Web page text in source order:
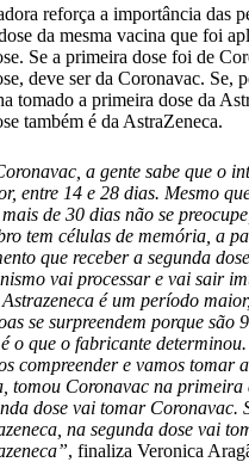
reforça a importância das
da mesma vacina que foi
Se a primeira dose foi de
deve ser da Coronavac. Se,
tomado a primeira dose da
também é da AstraZeneca.
a gente sabe que o
entre 14 e 28 dias. Mesmo
de 30 dias não se
tem células de memória, a
que receber a segunda
vai processar e vai sair
é um período
se surpreendem porque são
o que o fabricante determinou.
compreender e vamos tomar
tomou Coronavac na primeira
dose vai tomar Coronavac.
na segunda dose vai
, finaliza Veronica